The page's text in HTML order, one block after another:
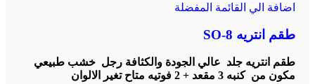
اضافة الي القائمة المفضلة
طقم انتريه SO-8
طقم انتريه جلد عالي الجودة والكثافة رجل خشب طبيعي
مكون من كنبه 3 مقعد + 2 فوتيه
متاح تغير الالوان